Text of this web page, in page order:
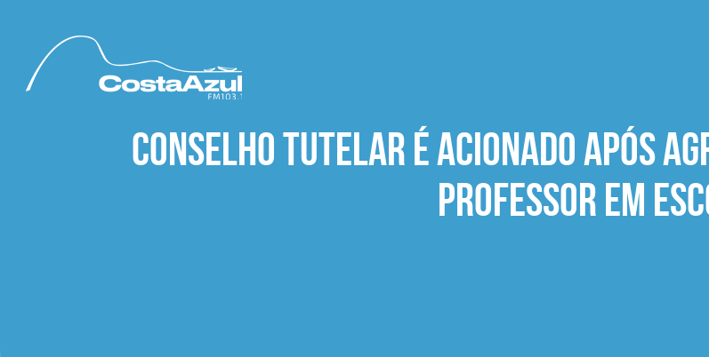
Conselho Tutelar é acionado após
professor em